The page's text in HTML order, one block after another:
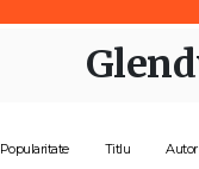
Popularitate Titlu Autor